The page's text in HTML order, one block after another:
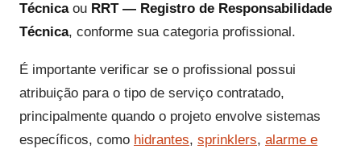
Técnicaou RRT — Registro de Responsabilidade
Técnica, conforme sua categoria profissional.
É importante verificar se o profissional possui
atribuição para o tipo de serviço contratado,
principalmente quando o projeto envolve sistemas
específicos, como hidrantes, sprinklers, alarme e